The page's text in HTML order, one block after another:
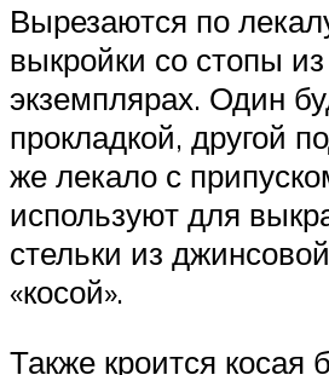
Вырезаются по
выкройки со стопы
экземплярах. Один
прокладкой, другой
же лекало с
используют для
стельки из
«косой».
Также кроится косая